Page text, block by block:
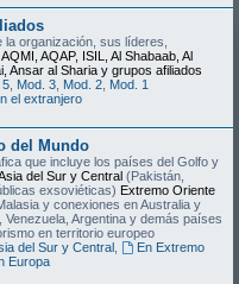
organización, sus líderes,
AQMI, AQAP, ISIL, Al Shabaab, Al
Ansar al Sharia y grupos afiliados
5 Mod. 3 Mod. 2 Mod. 1
el extranjero
del Mundo
que incluye los países del Golfo y
del Sur y Central (Pakistán,
exsoviéticas) Extremo Oriente
y conexiones en Australia y
Venezuela, Argentina y demás países
en territorio europeo
del Sur y Central,
En Extremo
Europa